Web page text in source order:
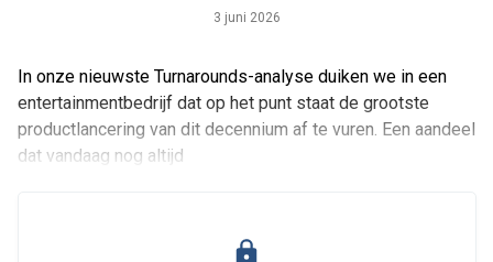
3 juni 2026
In onze nieuwste Turnarounds-analyse duiken we in een
entertainmentbedrijf dat op het punt staat de grootste
productlancering van dit decennium af te vuren. Een aandeel
dat vandaag nog altijd